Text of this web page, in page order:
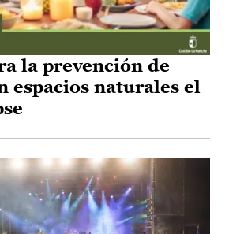
la prevención de
espacios naturales el